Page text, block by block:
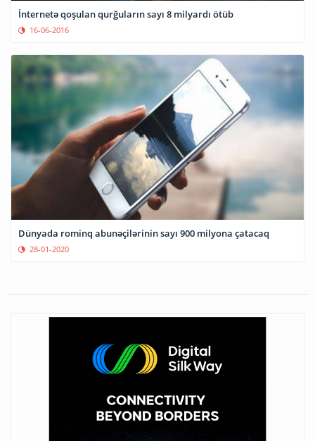
İnternetə qoşulan qurğuların sayı 8 milyardı ötüb
16-06-2016
Dünyada rominq abunəçilərinin sayı 900 milyona çatacaq
28-01-2020